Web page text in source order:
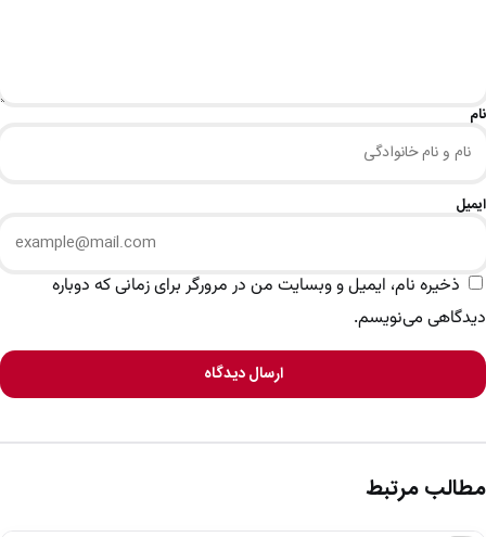
نام
ایمیل
ذخیره نام، ایمیل و وبسایت من در مرورگر برای زمانی که دوباره
دیدگاهی می‌نویسم.
ارسال دیدگاه
مطالب مرتبط